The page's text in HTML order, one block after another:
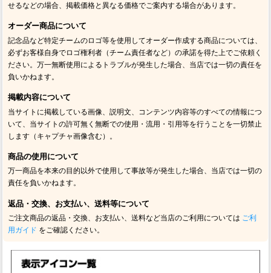
せるなどの場合、掲載価格と異なる価格でご案内する場合があります。
オーダー商品について
記念品など特定チームのロゴ等を使用してオーダー作成する商品については、
必ずお客様自身でロゴ権利者（チーム責任者など）の承諾を得た上でご依頼く
ださい。万一無断使用によるトラブルが発生した場合、当店では一切の責任を
負いかねます。
掲載内容について
当サイトに掲載している画像、説明文、コンテンツ内容等のすべての情報につ
いて、当サイトの許可無く無断での使用・流用・引用等を行うことを一切禁止
します（キャプチャ画像含む）。
商品の使用について
万一商品を本来の目的以外で使用して事故等が発生した場合、当店では一切の
責任を負いかねます。
返品・交換、お支払い、送料等について
ご注文商品の返品・交換、お支払い、送料など当店のご利用については ご利
用ガイド をご確認ください。